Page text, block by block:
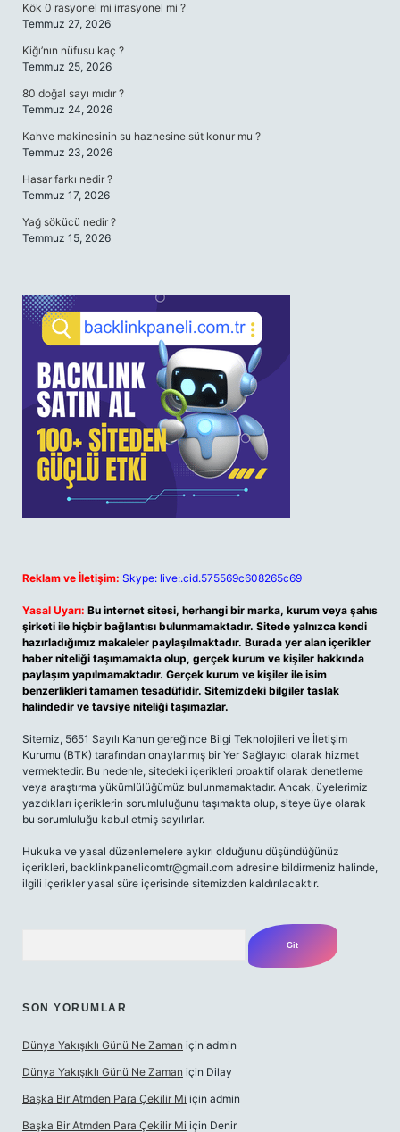
Kök 0 rasyonel mi irrasyonel mi ?
Temmuz 27, 2026
Kiğı’nın nüfusu kaç ?
Temmuz 25, 2026
80 doğal sayı mıdır ?
Temmuz 24, 2026
Kahve makinesinin su haznesine süt konur mu ?
Temmuz 23, 2026
Hasar farkı nedir ?
Temmuz 17, 2026
Yağ sökücü nedir ?
Temmuz 15, 2026
Reklam ve İletişim: Skype: live:.cid.575569c608265c69
Yasal Uyarı: Bu internet sitesi, herhangi bir marka, kurum veya şahıs
şirketi ile hiçbir bağlantısı bulunmamaktadır. Sitede yalnızca kendi
hazırladığımız makaleler paylaşılmaktadır. Burada yer alan içerikler
haber niteliği taşımamakta olup, gerçek kurum ve kişiler hakkında
paylaşım yapılmamaktadır. Gerçek kurum ve kişiler ile isim
benzerlikleri tamamen tesadüfidir. Sitemizdeki bilgiler taslak
halindedir ve tavsiye niteliği taşımazlar.
Sitemiz, 5651 Sayılı Kanun gereğince Bilgi Teknolojileri ve İletişim
Kurumu (BTK) tarafından onaylanmış bir Yer Sağlayıcı olarak hizmet
vermektedir. Bu nedenle, sitedeki içerikleri proaktif olarak denetleme
veya araştırma yükümlülüğümüz bulunmamaktadır. Ancak, üyelerimiz
yazdıkları içeriklerin sorumluluğunu taşımakta olup, siteye üye olarak
bu sorumluluğu kabul etmiş sayılırlar.
Hukuka ve yasal düzenlemelere aykırı olduğunu düşündüğünüz
içerikleri, backlinkpanelicomtr@gmail.com adresine bildirmeniz halinde,
ilgili içerikler yasal süre içerisinde sitemizden kaldırılacaktır.
SON YORUMLAR
Dünya Yakışıklı Günü Ne Zaman için admin
Dünya Yakışıklı Günü Ne Zaman için Dilay
Başka Bir Atmden Para Çekilir Mi için admin
Başka Bir Atmden Para Çekilir Mi için Denir